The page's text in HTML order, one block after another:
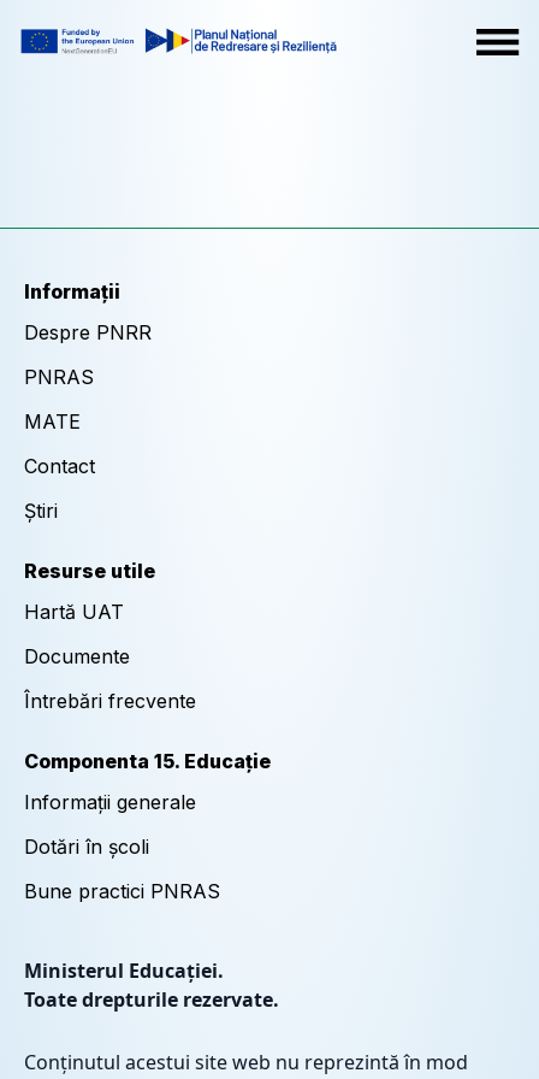
Informații
Despre PNRR
PNRAS
MATE
Contact
Știri
Resurse utile
Hartă UAT
Documente
Întrebări frecvente
Componenta 15. Educație
Informații generale
Dotări în școli
Bune practici PNRAS
Ministerul Educației.
Toate drepturile rezervate.
Conținutul acestui site web nu reprezintă în mod